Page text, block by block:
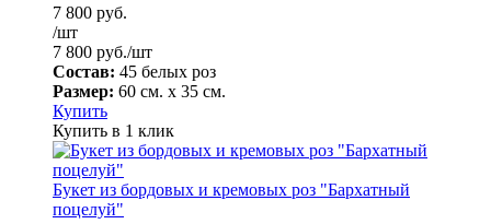
7 800 руб.
/шт
7 800 руб./шт
Состав: 45 белых роз
Размер: 60 см. х 35 см.
Купить
Купить в 1 клик
Букет из бордовых и кремовых роз "Бархатный
поцелуй"